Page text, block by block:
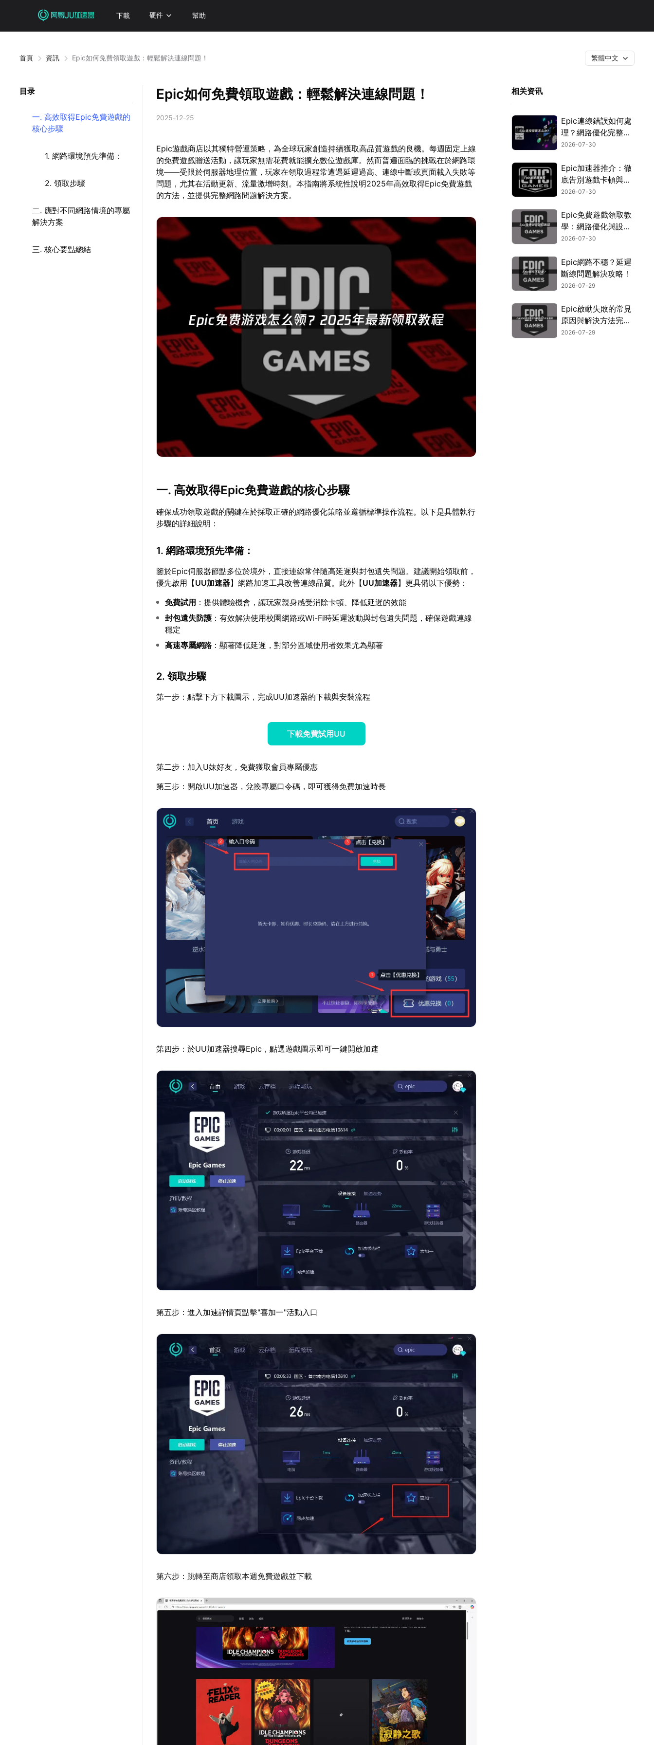
下載 硬件 幫助
首頁 資訊 Epic如何免費領取遊戲：輕鬆解決連線問題！ 繁體中文
目录
一. 高效取得Epic免費遊戲的
核心步驟
1. 網路環境預先準備：
2. 領取步驟
二. 應對不同網路情境的專屬
解決方案
三. 核心要點總結
Epic如何免費領取遊戲：輕鬆解決連線問題！
2025-12-25
Epic遊戲商店以其獨特營運策略，為全球玩家創造持續獲取高品質遊戲的良機。每週固定上線
的免費遊戲贈送活動，讓玩家無需花費就能擴充數位遊戲庫。然而普遍面臨的挑戰在於網路環
境——受限於伺服器地理位置，玩家在領取過程常遭遇延遲過高、連線中斷或頁面載入失敗等
問題，尤其在活動更新、流量激增時刻。本指南將系統性說明2025年高效取得Epic免費遊戲
的方法，並提供完整網路問題解決方案。
一. 高效取得Epic免費遊戲的核心步驟
確保成功領取遊戲的關鍵在於採取正確的網路優化策略並遵循標準操作流程。以下是具體執行
步驟的詳細說明：
1. 網路環境預先準備：
鑒於Epic伺服器節點多位於境外，直接連線常伴隨高延遲與封包遺失問題。建議開始領取前，
優先啟用【UU加速器】網路加速工具改善連線品質。此外【UU加速器】更具備以下優勢：
免費試用 ：提供體驗機會，讓玩家親身感受消除卡頓、降低延遲的效能
封包遺失防護 ：有效解決使用校園網路或Wi-Fi時延遲波動與封包遺失問題，確保遊戲連線
穩定
高速專屬網路 ：顯著降低延遲，對部分區域使用者效果尤為顯著
2. 領取步驟
第一步：點擊下方下載圖示，完成UU加速器的下載與安裝流程
下載免費試用UU
第二步：加入U妹好友，免費獲取會員專屬優惠
第三步：開啟UU加速器，兌換專屬口令碼，即可獲得免費加速時長
第四步：於UU加速器搜尋Epic，點選遊戲圖示即可一鍵開啟加速
第五步：進入加速詳情頁點擊"喜加一"活動入口
第六步：跳轉至商店領取本週免費遊戲並下載
相关资讯
Epic連線錯誤如何處
理？網路優化完整教
學！
2026-07-30
Epic加速器推介：徹
底告別遊戲卡頓與延
遲的優化攻略！
2026-07-30
Epic免費遊戲領取教
學：網路優化與設定
指南！
2026-07-30
Epic網路不穩？延遲
斷線問題解決攻略！
2026-07-29
Epic啟動失敗的常見
原因與解決方法完整
指南！
2026-07-29